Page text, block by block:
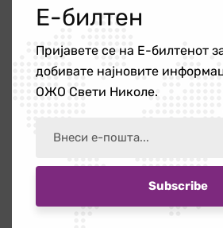
Новости
ОЖО
Е-билтен
Пријавете се на Е-билтенот
добивате најновите
ОЖО Свети Николе.